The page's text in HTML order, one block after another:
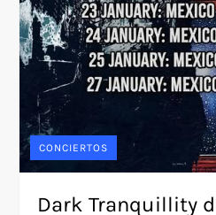
CONCIERTOS
Dark Tranquillity